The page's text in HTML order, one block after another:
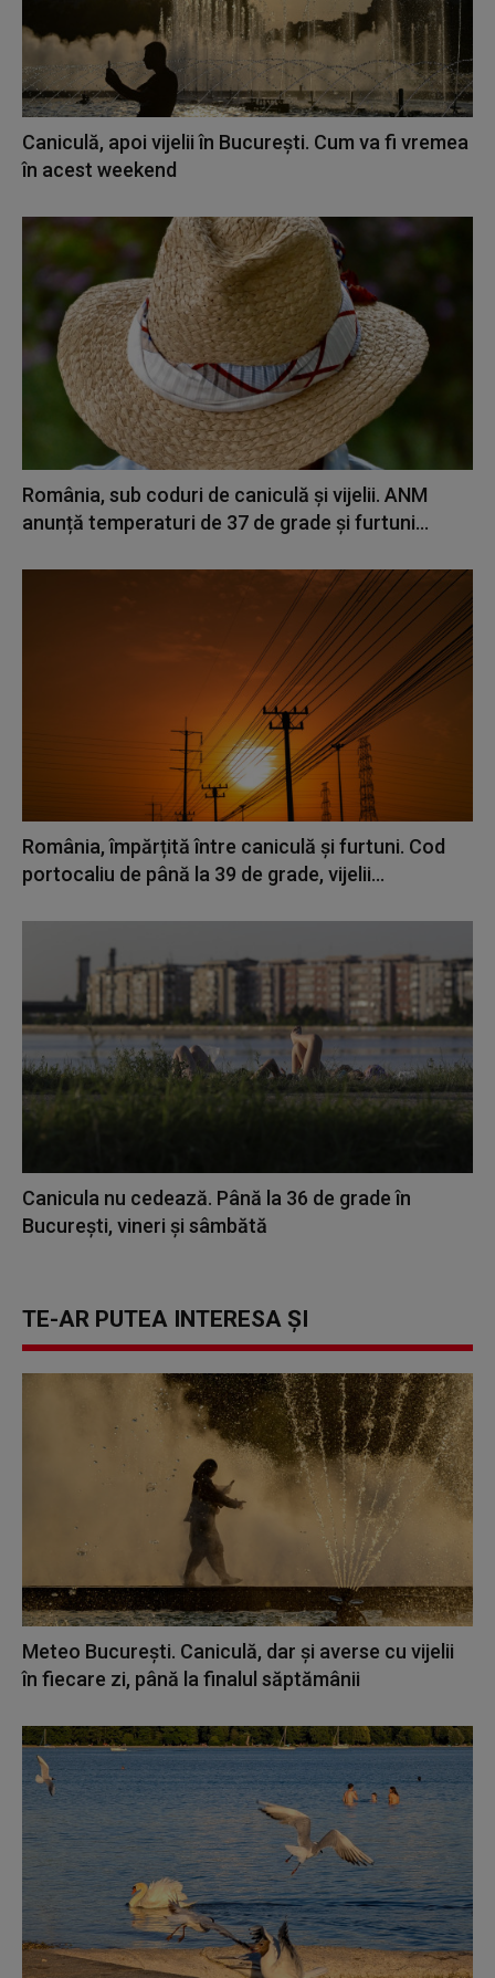
Caniculă, apoi vijelii în București. Cum va fi vremea
în acest weekend
România, sub coduri de caniculă și vijelii. ANM
anunță temperaturi de 37 de grade și furtuni...
România, împărțită între caniculă și furtuni. Cod
portocaliu de până la 39 de grade, vijelii...
Canicula nu cedează. Până la 36 de grade în
București, vineri și sâmbătă
TE-AR PUTEA INTERESA ȘI
Meteo București. Caniculă, dar şi averse cu vijelii
în fiecare zi, până la finalul săptămânii